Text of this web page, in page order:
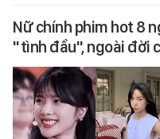
Nữ chính phim hot 8
"tình đầu", ngoài đời